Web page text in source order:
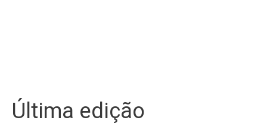
Última edição